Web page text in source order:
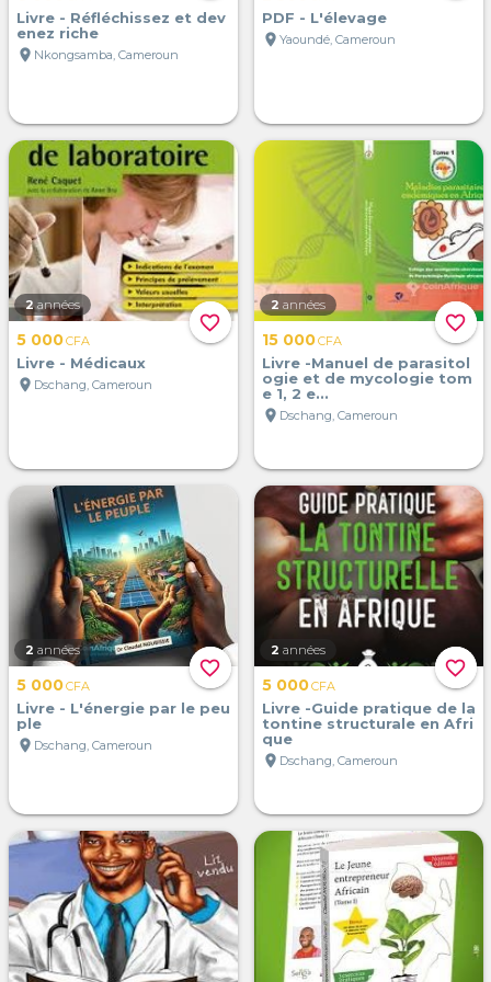
Livre - Réfléchissez et dev
enez riche
location_on Nkongsamba, Cameroun
PDF - L'élevage
location_on Yaoundé, Cameroun
favorite_border
2 années
5 000CFA
Livre - Médicaux
location_on Dschang, Cameroun
favorite_border
2 années
15 000CFA
Livre -Manuel de parasitol
ogie et de mycologie tom
e 1, 2 e...
location_on Dschang, Cameroun
favorite_border
2 années
5 000CFA
Livre - L'énergie par le peu
ple
location_on Dschang, Cameroun
favorite_border
2 années
5 000CFA
Livre -Guide pratique de la
tontine structurale en Afri
que
location_on Dschang, Cameroun